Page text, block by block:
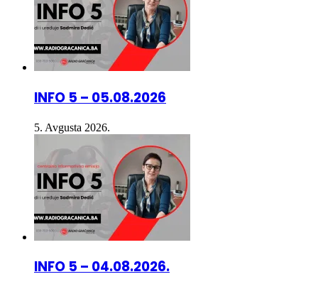
INFO 5 – 05.08.2026
5. Avgusta 2026.
INFO 5 – 04.08.2026.
4. Avgusta 2026.